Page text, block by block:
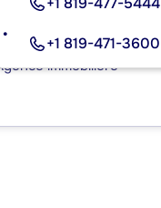
+1 819-471-3600
MAX ÉLITE
immobilière